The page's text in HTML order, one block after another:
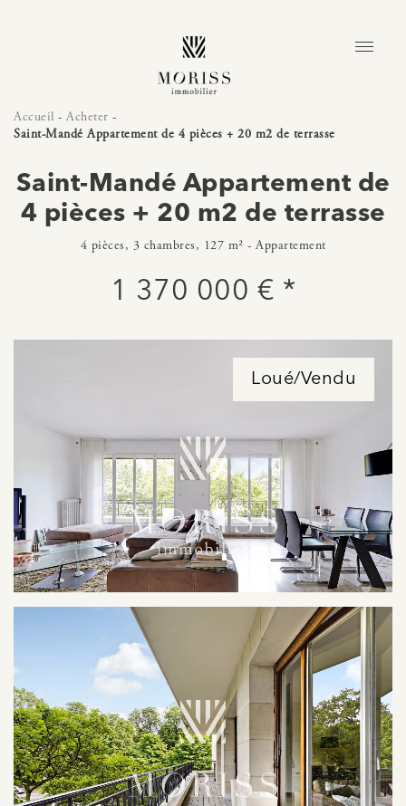
Accueil - Acheter -
Saint-Mandé Appartement de 4 pièces + 20 m2 de terrasse
Saint-Mandé Appartement de
4 pièces + 20 m2 de terrasse
4 pièces, 3 chambres, 127 m² - Appartement
1 370 000 € *
Loué/Vendu